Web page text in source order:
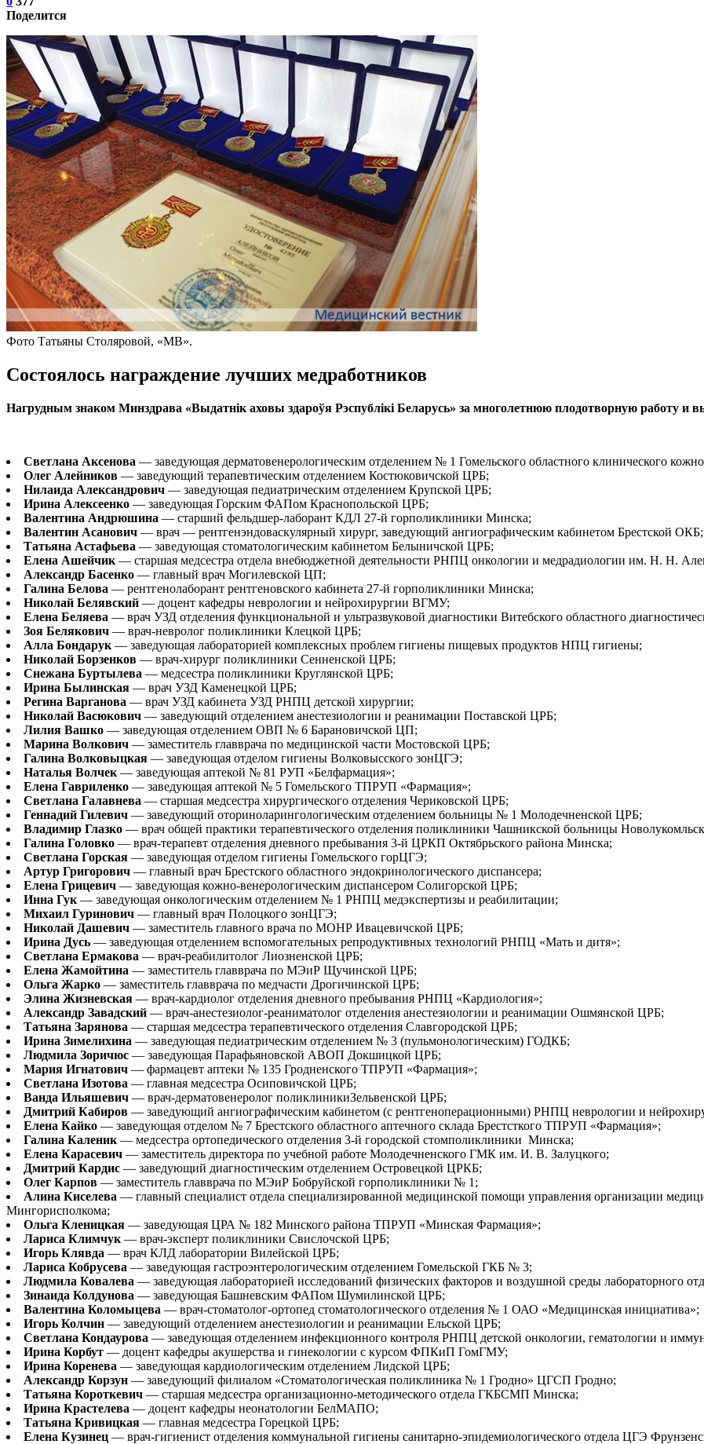
Поделится
Фото Татьяны Столяровой, «МВ».
Состоялось награждение лучших медработников
Нагрудным знаком Минздрава «Выдатнік аховы здароўя Рэспублікі Беларусь» за многолетнюю плодотворную работу и
Светлана Аксенова — заведующая дерматовенерологическим отделением № 1 Гомельского областного клинического
Олег Алейников — заведующий терапевтическим отделением Костюковичской ЦРБ;
Нилаида Александрович — заведующая педиатрическим отделением Крупской ЦРБ;
Ирина Алексеенко — заведующая Горским ФАПом Краснопольской ЦРБ;
Валентина Андрюшина — старший фельдшер-лаборант КДЛ 27-й горполиклиники Минска;
Валентин Асанович — врач — рентгенэндоваскулярный хирург, заведующий ангиографическим кабинетом Брестской ОКБ;
Татьяна Астафьева — заведующая стоматологическим кабинетом Белыничской ЦРБ;
Елена Ашейчик — старшая медсестра отдела внебюджетной деятельности РНПЦ онкологии и медрадиологии им. Н. Н.
Александр Басенко — главный врач Могилевской ЦП;
Галина Белова — рентгенолаборант рентгеновского кабинета 27-й горполиклиники Минска;
Николай Белявский — доцент кафедры неврологии и нейрохирургии ВГМУ;
Елена Беляева — врач УЗД отделения функциональной и ультразвуковой диагностики Витебского областного
Зоя Белякович — врач-невролог поликлиники Клецкой ЦРБ;
Алла Бондарук — заведующая лабораторией комплексных проблем гигиены пищевых продуктов НПЦ гигиены;
Николай Борзенков — врач-хирург поликлиники Сенненской ЦРБ;
Снежана Буртылева — медсестра поликлиники Круглянской ЦРБ;
Ирина Былинская — врач УЗД Каменецкой ЦРБ;
Регина Варганова — врач УЗД кабинета УЗД РНПЦ детской хирургии;
Николай Васюкович — заведующий отделением анестезиологии и реанимации Поставской ЦРБ;
Лилия Вашко — заведующая отделением ОВП № 6 Барановичской ЦП;
Марина Волкович — заместитель главврача по медицинской части Мостовской ЦРБ;
Галина Волковыцкая — заведующая отделом гигиены Волковысского зонЦГЭ;
Наталья Волчек — заведующая аптекой № 81 РУП «Белфармация»;
Елена Гавриленко — заведующая аптекой № 5 Гомельского ТПРУП «Фармация»;
Светлана Галавнева — старшая медсестра хирургического отделения Чериковской ЦРБ;
Геннадий Гилевич — заведующий оториноларингологическим отделением больницы № 1 Молодечненской ЦРБ;
Владимир Глазко — врач общей практики терапевтического отделения поликлиники Чашникской больницы
Галина Головко — врач-терапевт отделения дневного пребывания 3-й ЦРКП Октябрьского района Минска;
Светлана Горская — заведующая отделом гигиены Гомельского горЦГЭ;
Артур Григорович — главный врач Брестского областного эндокринологического диспансера;
Елена Грицевич — заведующая кожно-венерологическим диспансером Солигорской ЦРБ;
Инна Гук — заведующая онкологическим отделением № 1 РНПЦ медэкспертизы и реабилитации;
Михаил Гуринович — главный врач Полоцкого зонЦГЭ;
Николай Дашевич — заместитель главного врача по МОНР Ивацевичской ЦРБ;
Ирина Дусь — заведующая отделением вспомогательных репродуктивных технологий РНПЦ «Мать и дитя»;
Светлана Ермакова — врач-реабилитолог Лиозненской ЦРБ;
Елена Жамойтина — заместитель главврача по МЭиР Щучинской ЦРБ;
Ольга Жарко — заместитель главврача по медчасти Дрогичинской ЦРБ;
Элина Жизневская — врач-кардиолог отделения дневного пребывания РНПЦ «Кардиология»;
Александр Завадский — врач-анестезиолог-реаниматолог отделения анестезиологии и реанимации Ошмянской ЦРБ;
Татьяна Зарянова — старшая медсестра терапевтического отделения Славгородской ЦРБ;
Ирина Зимелихина — заведующая педиатрическим отделением № 3 (пульмонологическим) ГОДКБ;
Людмила Зоричюс — заведующая Парафьяновской АВОП Докшицкой ЦРБ;
Мария Игнатович — фармацевт аптеки № 135 Гродненского ТПРУП «Фармация»;
Светлана Изотова — главная медсестра Осиповичской ЦРБ;
Ванда Ильяшевич — врач-дерматовенеролог поликлиникиЗельвенской ЦРБ;
Дмитрий Кабиров — заведующий ангиографическим кабинетом (с рентгеноперационными) РНПЦ неврологии и
Елена Кайко — заведующая отделом № 7 Брестского областного аптечного склада Брестсткого ТПРУП «Фармация»;
Галина Каленик — медсестра ортопедического отделения 3-й городской стомполиклиники Минска;
Елена Карасевич — заместитель директора по учебной работе Молодечненского ГМК им. И. В. Залуцкого;
Дмитрий Кардис — заведующий диагностическим отделением Островецкой ЦРКБ;
Олег Карпов — заместитель главврача по МЭиР Бобруйской горполиклиники № 1;
Алина Киселева — главный специалист отдела специализированной медицинской помощи управления организации
Мингорисполкома;
Ольга Кленицкая — заведующая ЦРА № 182 Минского района ТПРУП «Минская Фармация»;
Лариса Климчук — врач-эксперт поликлиники Свислочской ЦРБ;
Игорь Клявда — врач КЛД лаборатории Вилейской ЦРБ;
Лариса Кобрусева — заведующая гастроэнтерологическим отделением Гомельской ГКБ № 3;
Людмила Ковалева — заведующая лабораторией исследований физических факторов и воздушной среды лабораторного
Зинаида Колдунова — заведующая Башневским ФАПом Шумилинской ЦРБ;
Валентина Коломыцева — врач-стоматолог-ортопед стоматологического отделения № 1 ОАО «Медицинская инициатива»;
Игорь Колчин — заведующий отделением анестезиологии и реанимации Ельской ЦРБ;
Светлана Кондаурова — заведующая отделением инфекционного контроля РНПЦ детской онкологии, гематологии и
Ирина Корбут — доцент кафедры акушерства и гинекологии с курсом ФПКиП ГомГМУ;
Ирина Коренева — заведующая кардиологическим отделением Лидской ЦРБ;
Александр Корзун — заведующий филиалом «Стоматологическая поликлиника № 1 Гродно» ЦГСП Гродно;
Татьяна Короткевич — старшая медсестра организационно-методического отдела ГКБСМП Минска;
Ирина Крастелева — доцент кафедры неонатологии БелМАПО;
Татьяна Кривицкая — главная медсестра Горецкой ЦРБ;
Елена Кузинец — врач-гигиенист отделения коммунальной гигиены санитарно-эпидемиологического отдела ЦГЭ